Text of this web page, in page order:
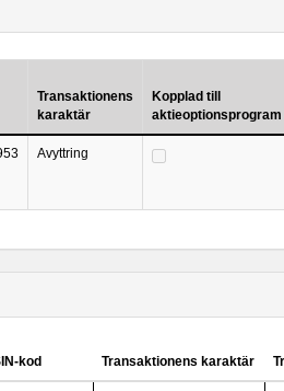
Transaktionens
karaktär
Kopplad till
aktieoptionsprogram
Avyttring
kod Transaktionens karaktär